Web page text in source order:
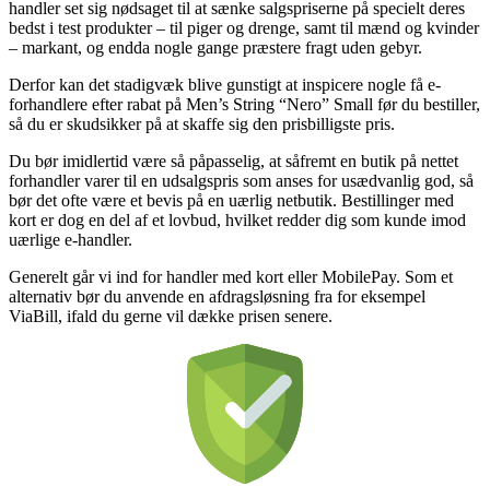
handler set sig nødsaget til at sænke salgspriserne på specielt deres
bedst i test produkter – til piger og drenge, samt til mænd og kvinder
– markant, og endda nogle gange præstere fragt uden gebyr.
Derfor kan det stadigvæk blive gunstigt at inspicere nogle få e-
forhandlere efter rabat på Men’s String “Nero” Small før du bestiller,
så du er skudsikker på at skaffe sig den prisbilligste pris.
Du bør imidlertid være så påpasselig, at såfremt en butik på nettet
forhandler varer til en udsalgspris som anses for usædvanlig god, så
bør det ofte være et bevis på en uærlig netbutik. Bestillinger med
kort er dog en del af et lovbud, hvilket redder dig som kunde imod
uærlige e-handler.
Generelt går vi ind for handler med kort eller MobilePay. Som et
alternativ bør du anvende en afdragsløsning fra for eksempel
ViaBill, ifald du gerne vil dække prisen senere.